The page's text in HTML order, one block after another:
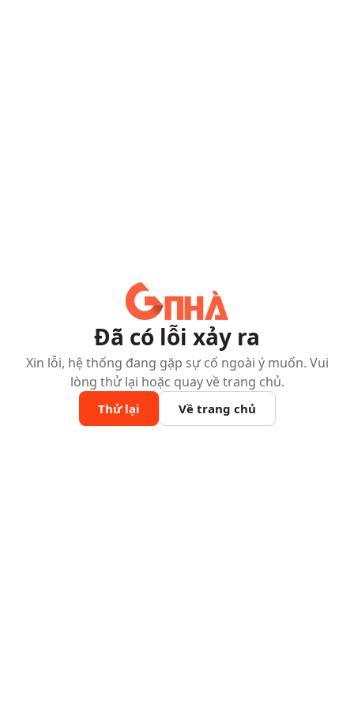
Đã có lỗi xảy ra
Xin lỗi, hệ thống đang gặp sự cố ngoài ý muốn. Vui
lòng thử lại hoặc quay về trang chủ.
Thử lại Về trang chủ